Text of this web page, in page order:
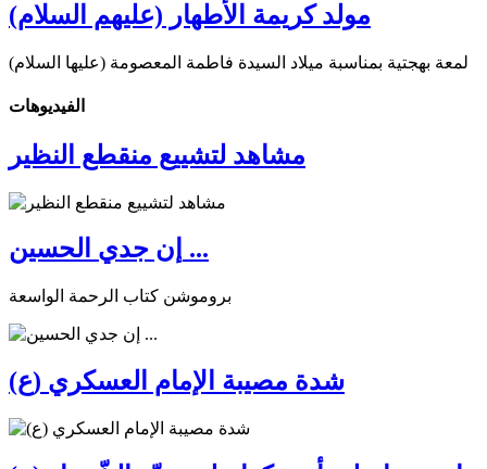
مولد كريمة الأطهار (عليهم السلام)
لمعة بهجتية بمناسبة ميلاد السيدة فاطمة المعصومة (عليها السلام)
الفیدیوهات
مشاهد لتشييع منقطع النظير
إن جدي الحسين ...
بروموشن كتاب الرحمة الواسعة
شدة مصيبة الإمام العسكري (ع)